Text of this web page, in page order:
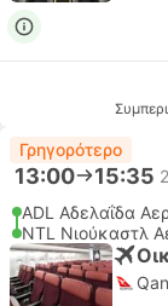
Γρηγορότερο
13:00 15:35
ADL Αδελαΐδα
NTL Νιούκαστλ